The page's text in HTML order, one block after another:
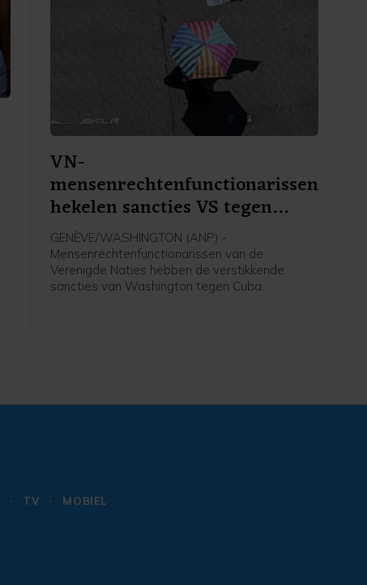
VN-
mensenrechtenfunctionarissen
hekelen sancties VS tegen
Cuba
GENÈVE/WASHINGTON (ANP) -
Mensenrechtenfunctionarissen van de
Verenigde Naties hebben de verstikkende
sancties van Washington tegen Cuba
TV
MOBIEL